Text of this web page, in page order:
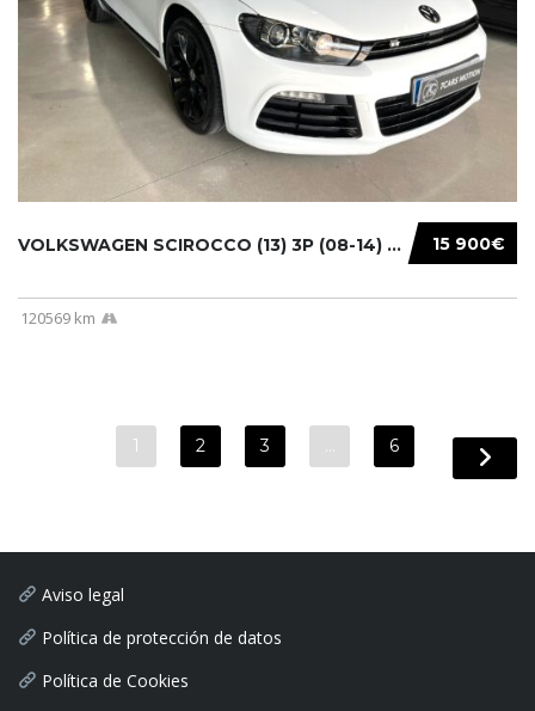
15 900€
VOLKSWAGEN SCIROCCO (13) 3P (08-14) 2010...
120569 km
1 2 3 … 6
Aviso legal
Política de protección de datos
Política de Cookies